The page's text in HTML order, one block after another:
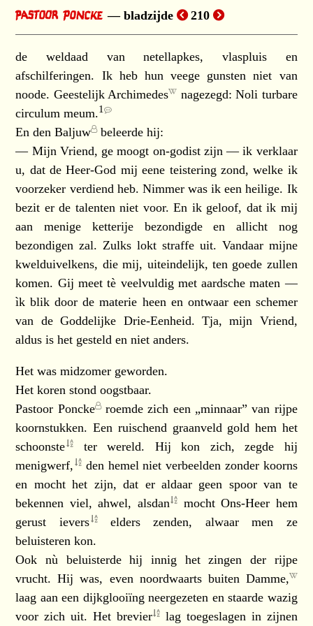
bladzijde 210
de weldaad van netellapkes, vlaspluis en
afschilferingen. Ik heb hun veege gunsten niet van
noode. GeestelijkArchimedes nagezegd:Noli turbare
circulum meum.1
En denBaljuw beleerde hij:
— Mijn Vriend, ge moogt on-godist zijn — ik verklaar
u, dat de Heer-God mij eene teistering zond, welke ik
voorzeker verdiend heb. Nimmer was ik een heilige. Ik
bezit er de talenten niet voor. En ik geloof, dat ik mij
aan menige ketterije bezondigde en allicht nog
bezondigen zal. Zulks lokt straffe uit. Vandaar mijne
kwelduivelkens, die mij, uiteindelijk, ten goede zullen
komen. Gij meet tè veelvuldig met aardsche maten —
ìk blik door de materie heen en ontwaar een schemer
van de Goddelijke Drie-Eenheid. Tja, mijn Vriend,
aldus is het gesteld en niet anders.
Het was midzomer geworden.
Het koren stond oogstbaar.
Pastoor Poncke roemde zich een „minnaar” van rijpe
koornstukken. Een ruischend graanveld gold hem het
schoonste
ter wereld. Hij kon zich, zegde hij
menigwerf,
den hemel niet verbeelden zonder koorns
en mocht het zijn, dat er aldaar geen spoor van te
bekennen viel, ahwel, alsdan
mocht Ons-Heer hem
gerust ievers elders zenden, alwaar men ze
beluisteren kon.
Ook nù beluisterde hij innig het zingen der rijpe
vrucht. Hij was, even noordwaarts buiten Damme,
laag aan een dijkglooiïng neergezeten en staarde wazig
voor zich uit. Het brevier lag toegeslagen in zijnen